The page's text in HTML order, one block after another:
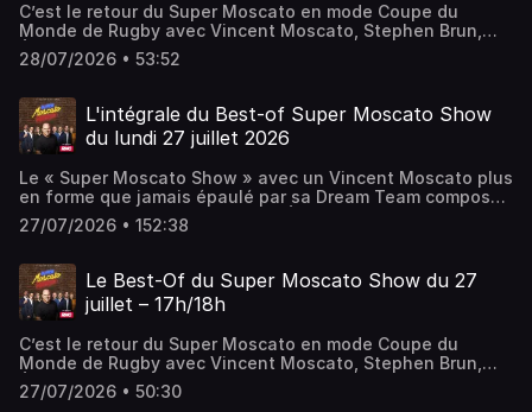
C’est le retour du Super Moscato en mode Coupe du
Monde de Rugby avec Vincent Moscato, Stephen Brun,
Éric Di Meco, Denis Charvet et Marion Bartoli. Au
programme de cette première heure: les meilleurs débats
Journal Moyen.
28/07/2026 • 53:52
L'intégrale du Best-of Super Moscato Show
du lundi 27 juillet 2026
Le « Super Moscato Show » avec un Vincent Moscato plus
en forme que jamais épaulé par sa Dream Team composée
de Pierre Dorian, Adrien Aigoin, Éric Di Meco, Denis
Charvet, Stephen Brun et de Marion Bartoli, Philippe
pourquoi ne pas en rire !
27/07/2026 • 152:38
Le Best-Of du Super Moscato Show du 27
juillet – 17h/18h
C’est le retour du Super Moscato en mode Coupe du
Monde de Rugby avec Vincent Moscato, Stephen Brun,
Éric Di Meco, Denis Charvet et Marion Bartoli. Au
programme de cette dernière heure: les meilleurs débats
27/07/2026 • 50:30